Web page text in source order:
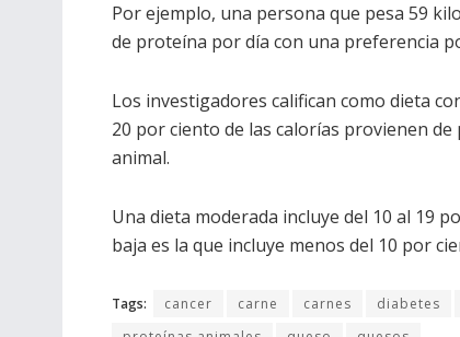
Por ejemplo, una persona que pesa 59
de proteína por día con una preferencia
Los investigadores califican como dieta
20 por ciento de las calorías provienen
animal.
Una dieta moderada incluye del 10 al 19
baja es la que incluye menos del 10 por
Tags: cancer carne carnes diabetes